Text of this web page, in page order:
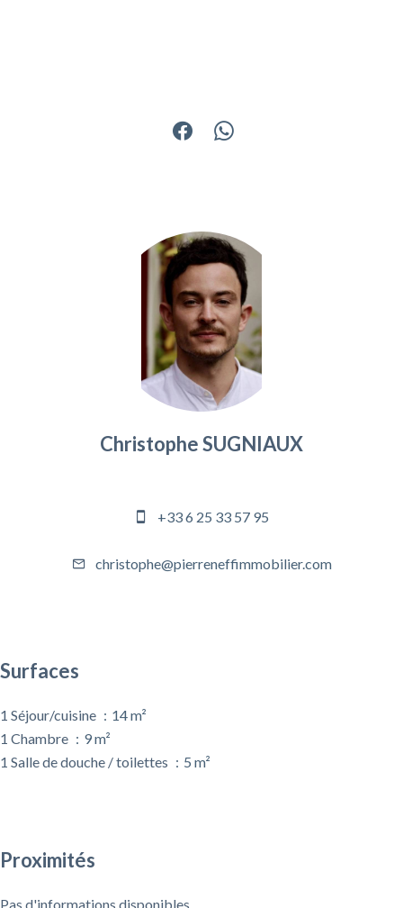
Christophe SUGNIAUX
+33 6 25 33 57 95
christophe@pierreneffimmobilier.com
Surfaces
1 Séjour/cuisine
14 m²
1 Chambre
9 m²
1 Salle de douche / toilettes
5 m²
Proximités
Pas d'informations disponibles